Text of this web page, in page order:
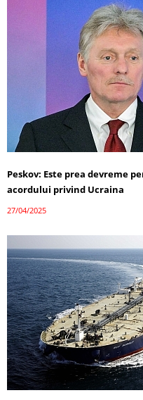
Peskov: Este prea devreme
acordului privind Ucraina
27/04/2025